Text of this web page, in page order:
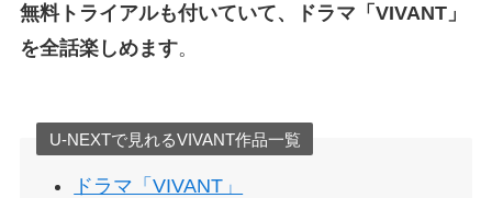
無料トライアルも付いていて、ドラマ「VIVANT」
を全話楽しめます。
U-NEXTで見れるVIVANT作品一覧
ドラマ「VIVANT」